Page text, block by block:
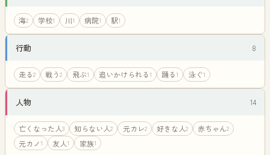
海2 学校1 川1 病院1 駅1
行動 8
走る2 戦う2 飛ぶ1 追いかけられる1 踊る1 泳ぐ1
人物 14
亡くなった人3 知らない人2 元カレ2 好きな人2 赤ちゃん2
元カノ1 友人1 家族1